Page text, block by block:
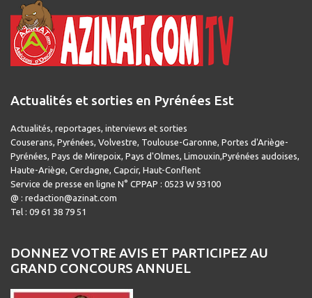
Actualités et sorties en Pyrénées Est
Actualités, reportages, interviews et sorties
Couserans, Pyrénées, Volvestre, Toulouse-Garonne, Portes d'Ariège-
Pyrénées, Pays de Mirepoix, Pays d'Olmes, Limouxin,Pyrénées audoises,
Haute-Ariège, Cerdagne, Capcir, Haut-Conflent
Service de presse en ligne N° CPPAP : 0523 W 93100
@ : redaction@azinat.com
Tel : 09 61 38 79 51
DONNEZ VOTRE AVIS ET PARTICIPEZ AU
GRAND CONCOURS ANNUEL